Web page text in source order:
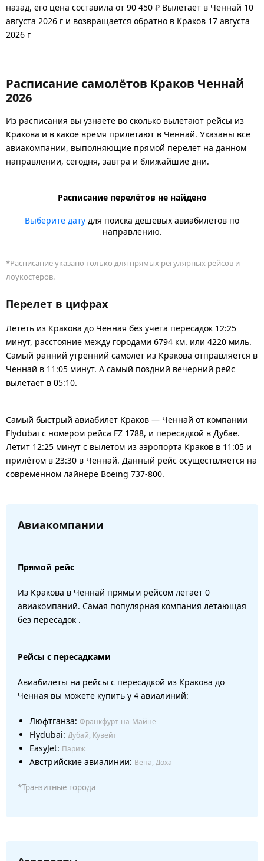
назад, его цена составила от 90 450 ₽ Вылетает в Ченнай 10
августа 2026 г и возвращается обратно в Краков 17 августа
2026 г
Расписание самолётов Краков Ченнай
2026
Из расписания вы узнаете во сколько вылетают рейсы из
Кракова и в какое время прилетают в Ченнай. Указаны все
авиакомпании, выполняющие прямой перелет на данном
направлении, сегодня, завтра и ближайшие дни.
Расписание перелётов не найдено
Выберите дату для поиска дешевых авиабилетов по
направлению.
*Расписание указано только для прямых регулярных рейсов и
лоукостеров.
Перелет в цифрах
Лететь из Кракова до Ченная без учета пересадок 12:25
минут, расстояние между городами 6794 км. или 4220 миль.
Самый ранний утренний самолет из Кракова отправляется в
Ченнай в 11:05 минут. А самый поздний вечерний рейс
вылетает в 05:10.
Самый быстрый авиабилет Краков — Ченнай от компании
Flydubai с номером рейса FZ 1788, и пересадкой в Дубае.
Летит 12:25 минут с вылетом из аэропорта Краков в 11:05 и
прилётом в 23:30 в Ченнай. Данный рейс осуществляется на
современном лайнере Boeing 737-800.
Авиакомпании
Прямой рейс
Из Кракова в Ченнай прямым рейсом летает 0
авиакомпаний. Самая популярная компания летающая
без пересадок .
Рейсы с пересадками
Авиабилеты на рейсы с пересадкой из Кракова до
Ченная вы можете купить у 4 авиалиний:
Люфтганза: Франкфурт-на-Майне
Flydubai: Дубай, Кувейт
EasyJet: Париж
Австрийские авиалинии: Вена, Доха
*Транзитные города